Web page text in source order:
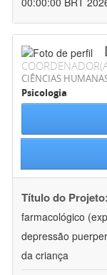
CIÊNCIAS
Psicologia
Título do Projeto:
farmacológico
depressão
da criança